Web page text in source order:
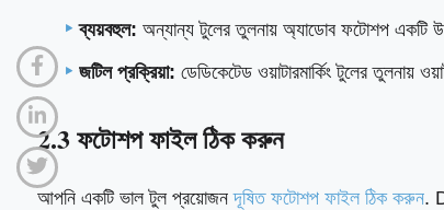
ব্যয়বহুল: অন্যান্য টুলের তুলনায় অ্যাডোব ফটোশপ একটি
জটিল প্রক্রিয়া: ডেডিকেটেড ওয়াটারমার্কিং টুলের তুলনায়
2.3 ফটোশপ ফাইল ঠিক করুন
আপনি একটি ভাল টুল প্রয়োজনদূষিত ফটোশপ ফাইল ঠিক করুন.